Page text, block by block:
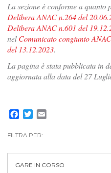
La sezione è conforme a quanto
Delibera ANAC n.264 del
Delibera ANAC n.601 del
nelComunicato congiunto
del 13.12.2023.
La pagina è stata pubblicata in
aggiornata alla data del 27
Facebook
Twitter
FILTRA PER:
GARE IN CORSO